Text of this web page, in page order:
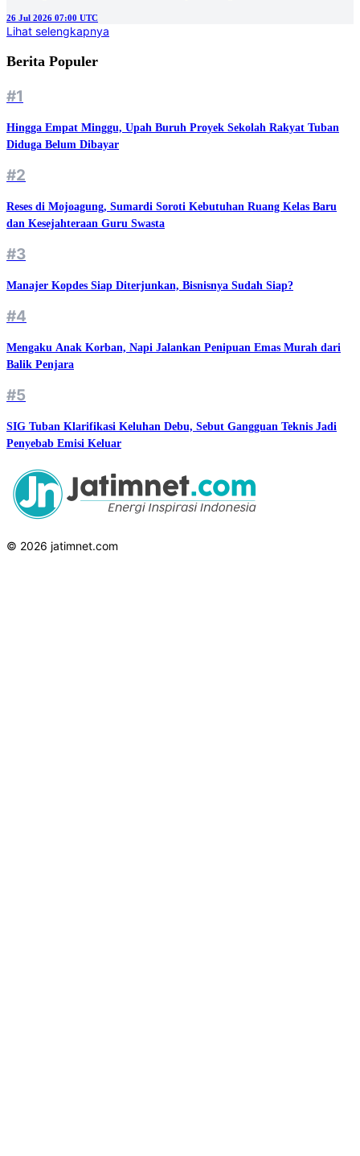
26 Jul 2026 07:00 UTC
Lihat selengkapnya
Berita Populer
#1
Hingga Empat Minggu, Upah Buruh Proyek Sekolah Rakyat Tuban
Diduga Belum Dibayar
#2
Reses di Mojoagung, Sumardi Soroti Kebutuhan Ruang Kelas Baru
dan Kesejahteraan Guru Swasta
#3
Manajer Kopdes Siap Diterjunkan, Bisnisnya Sudah Siap?
#4
Mengaku Anak Korban, Napi Jalankan Penipuan Emas Murah dari
Balik Penjara
#5
SIG Tuban Klarifikasi Keluhan Debu, Sebut Gangguan Teknis Jadi
Penyebab Emisi Keluar
© 2026 jatimnet.com